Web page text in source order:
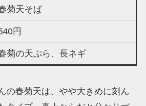
菊天そば
円
菊の天ぷら、長ネギ
の春菊天は、やや大きめに刻ん